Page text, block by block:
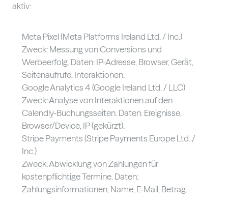
aktiv:
Meta Pixel (Meta Platforms Ireland Ltd. / Inc.)
Zweck: Messung von Conversions und
Werbeerfolg. Daten: IP-Adresse, Browser, Gerät,
Seitenaufrufe, Interaktionen.
Google Analytics 4 (Google Ireland Ltd. / LLC)
Zweck: Analyse von Interaktionen auf den
Calendly-Buchungsseiten. Daten: Ereignisse,
Browser/Device, IP (gekürzt).
Stripe Payments (Stripe Payments Europe Ltd. /
Inc.)
Zweck: Abwicklung von Zahlungen für
kostenpflichtige Termine. Daten:
Zahlungsinformationen, Name, E-Mail, Betrag.